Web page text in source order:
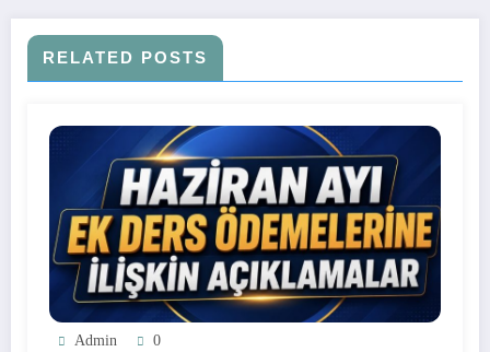
RELATED POSTS
Admin 0